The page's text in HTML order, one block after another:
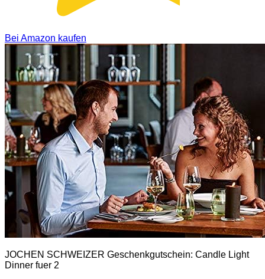
Bei Amazon kaufen
JOCHEN SCHWEIZER Geschenkgutschein: Candle Light
Dinner fuer 2